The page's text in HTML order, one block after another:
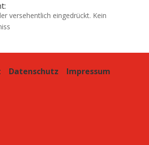
versehentlich eingedrückt. Kein
Datenschutz Impressum